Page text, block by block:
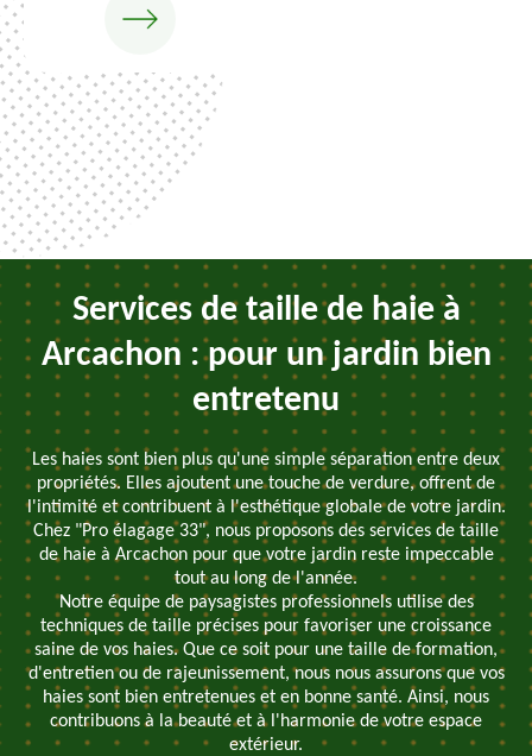
Services de taille de haie à
Arcachon : pour un jardin bien
entretenu
Les haies sont bien plus qu'une simple séparation entre deux
propriétés. Elles ajoutent une touche de verdure, offrent de
l'intimité et contribuent à l'esthétique globale de votre jardin.
Chez "Pro élagage 33", nous proposons des services de taille
de haie à Arcachon pour que votre jardin reste impeccable
tout au long de l'année.
Notre équipe de paysagistes professionnels utilise des
techniques de taille précises pour favoriser une croissance
saine de vos haies. Que ce soit pour une taille de formation,
d'entretien ou de rajeunissement, nous nous assurons que vos
haies sont bien entretenues et en bonne santé. Ainsi, nous
contribuons à la beauté et à l'harmonie de votre espace
extérieur.